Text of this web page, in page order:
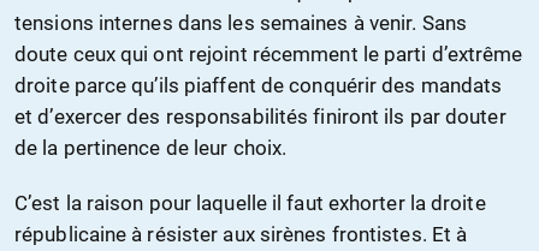
tensions internes dans les semaines à venir. Sans
doute ceux qui ont rejoint récemment le parti d’extrême
droite parce qu’ils piaffent de conquérir des mandats
et d’exercer des responsabilités finiront ils par douter
de la pertinence de leur choix.
C’est la raison pour laquelle il faut exhorter la droite
républicaine à résister aux sirènes frontistes. Et à